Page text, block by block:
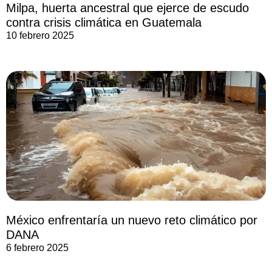
Milpa, huerta ancestral que ejerce de escudo
contra crisis climática en Guatemala
10 febrero 2025
México enfrentaría un nuevo reto climático por
DANA
6 febrero 2025